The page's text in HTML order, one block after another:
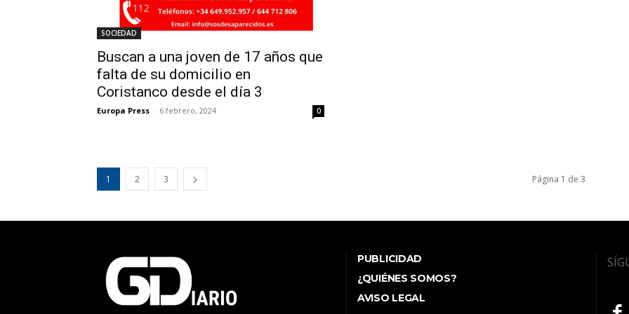
SOCIEDAD
Buscan a una joven de 17 años que
falta de su domicilio en
Coristanco desde el día 3
Europa Press - 6 febrero, 2024 0
1 2 3 Página 1 de 3
PUBLICIDAD
¿QUIÉNES SOMOS?
AVISO LEGAL